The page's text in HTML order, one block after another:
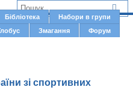
Бібліотека
Набори в групи
Змагання Форум
зі спортивних